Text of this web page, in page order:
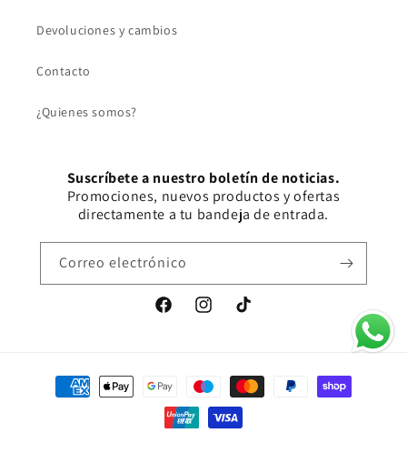
Devoluciones y cambios
Contacto
¿Quienes somos?
Suscríbete a nuestro boletín de noticias.
Promociones, nuevos productos y ofertas
directamente a tu bandeja de entrada.
Correo electrónico
FacebookInstagramTikTok
Formas